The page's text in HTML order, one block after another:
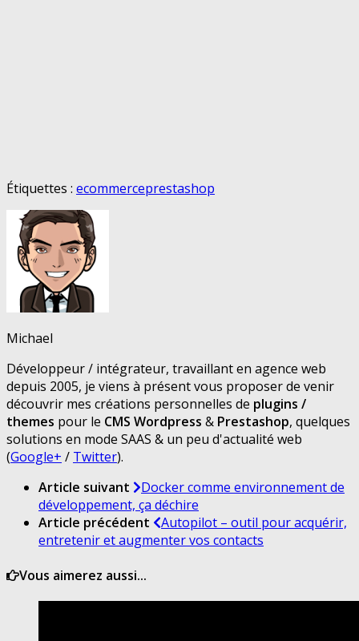
Étiquettes : ecommerceprestashop
Michael
Développeur / intégrateur, travaillant en agence web
depuis 2005, je viens à présent vous proposer de venir
découvrir mes créations personnelles de plugins /
themes pour le CMS Wordpress & Prestashop, quelques
solutions en mode SAAS & un peu d'actualité web
(Google+ / Twitter).
Article suivant
Docker comme environnement de
développement, ça déchire
Article précédent
Autopilot – outil pour acquérir,
entretenir et augmenter vos contacts
Vous aimerez aussi...